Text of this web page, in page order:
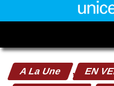
A La Une , EN